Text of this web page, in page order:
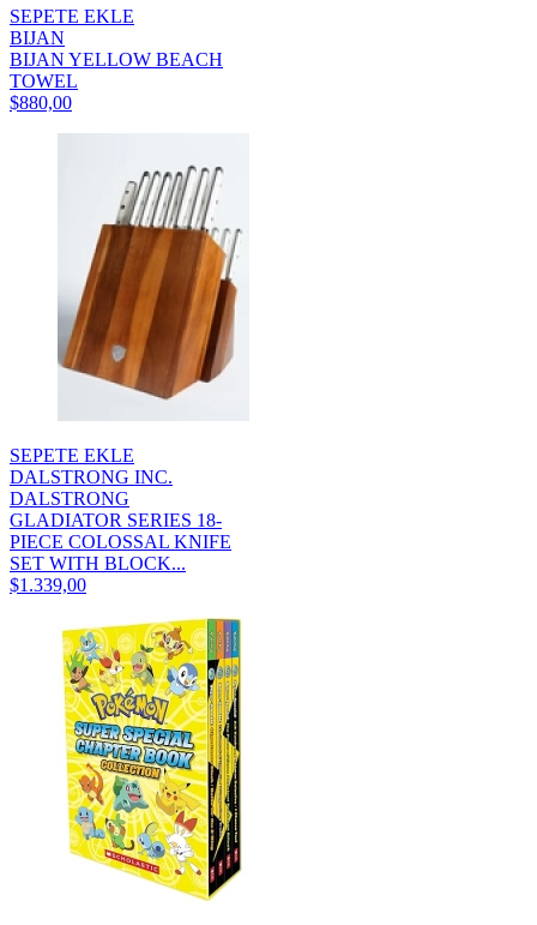
SEPETE EKLE
BIJAN
BIJAN YELLOW BEACH
TOWEL
$880,00
SEPETE EKLE
DALSTRONG INC.
DALSTRONG
GLADIATOR SERIES 18-
PIECE COLOSSAL KNIFE
SET WITH BLOCK...
$1.339,00